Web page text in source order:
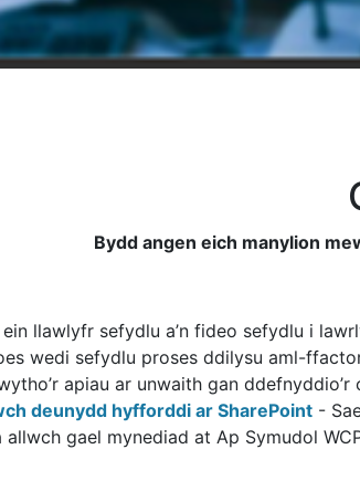
Bydd angen eich manylion
llawlyfr sefydlu a’n fideo sefydlu i
wedi sefydlu proses ddilysu aml-
apiau ar unwaith gan ddefnyddio’r
deunydd hyfforddi ar SharePoint -
allwch gael mynediad at Ap Symudol